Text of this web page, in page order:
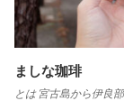
ましな珈琲
とは 宮古島から伊良